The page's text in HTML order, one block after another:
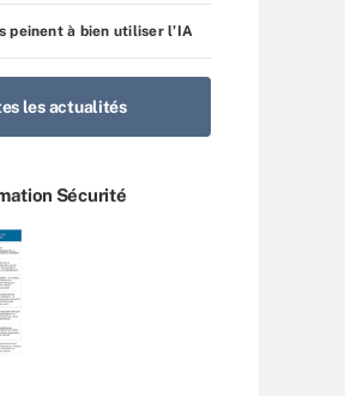
peinent à bien utiliser l’IA
les actualités
Sécurité